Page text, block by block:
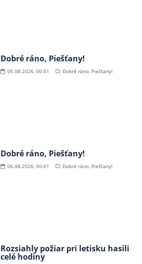
Dobré ráno, Piešťany!
05.08.2026, 00:01 Dobré ráno, Piešťany!
Dobré ráno, Piešťany!
06.08.2026, 00:01 Dobré ráno, Piešťany!
Rozsiahly požiar pri letisku hasili
celé hodiny